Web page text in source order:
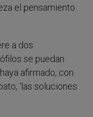
el pensamiento
a dos
se puedan
afirmado, con
‘las soluciones